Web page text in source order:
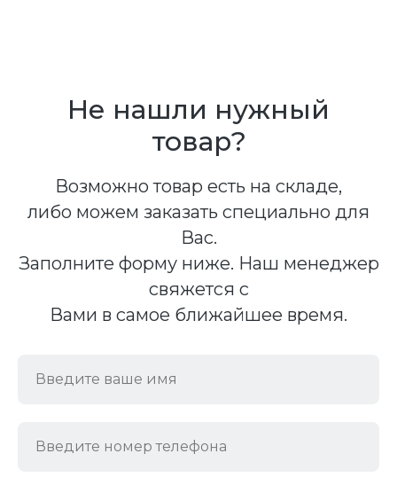
Не нашли нужный
товар?
Возможно товар есть на складе,
либо можем заказать специально для
Вас.
Заполните форму ниже. Наш менеджер
свяжется с
Вами в самое ближайшее время.